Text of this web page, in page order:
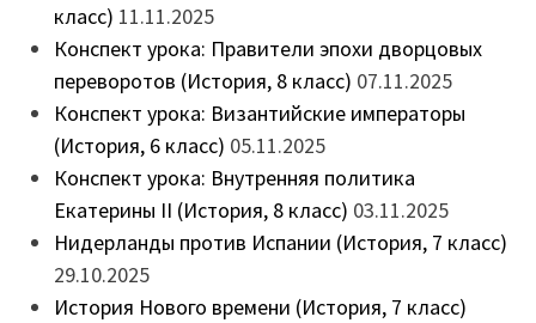
класс) 11.11.2025
Конспект урока: Правители эпохи дворцовых
переворотов (История, 8 класс) 07.11.2025
Конспект урока: Византийские императоры
(История, 6 класс) 05.11.2025
Конспект урока: Внутренняя политика
Екатерины II (История, 8 класс) 03.11.2025
Нидерланды против Испании (История, 7 класс)
29.10.2025
История Нового времени (История, 7 класс)